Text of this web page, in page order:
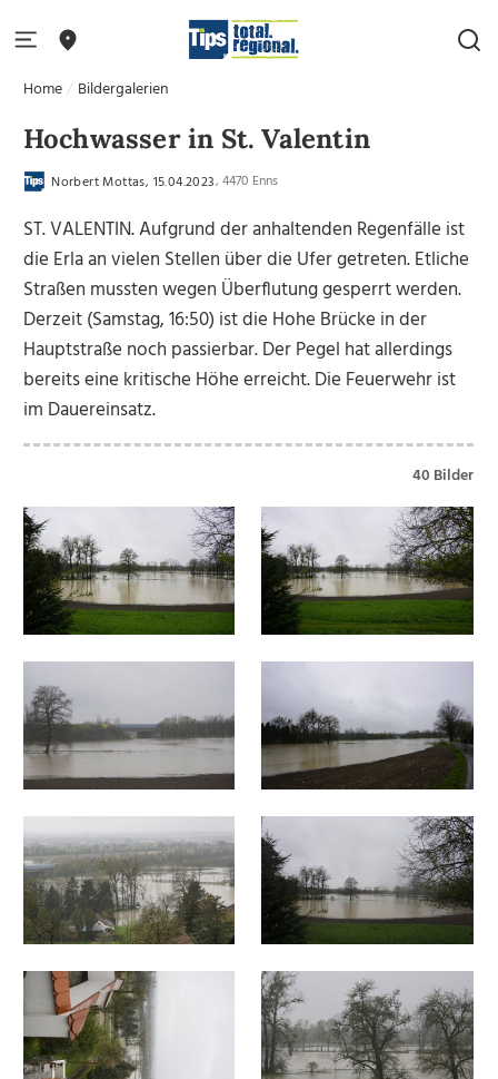
Home Bildergalerien
Hochwasser in St. Valentin
Norbert Mottas, 15.04.2023, 4470 Enns
ST. VALENTIN. Aufgrund der anhaltenden Regenfälle ist
die Erla an vielen Stellen über die Ufer getreten. Etliche
Straßen mussten wegen Überflutung gesperrt werden.
Derzeit (Samstag, 16:50) ist die Hohe Brücke in der
Hauptstraße noch passierbar. Der Pegel hat allerdings
bereits eine kritische Höhe erreicht. Die Feuerwehr ist
im Dauereinsatz.
40 Bilder